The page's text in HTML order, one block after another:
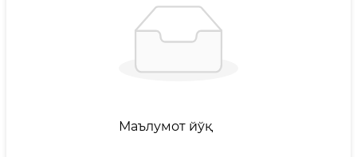
Маълумот йўқ